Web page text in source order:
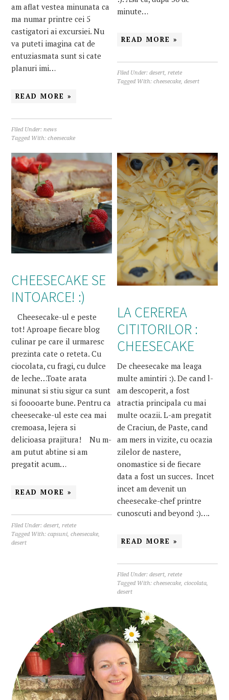
am aflat vestea minunata ca
ma numar printre cei 5
castigatori ai excursiei. Nu
va puteti imagina cat de
entuziasmata sunt si cate
planuri imi…
READ MORE »
Filed Under:news
Tagged With:cheesecake
minute…
READ MORE »
Filed Under:desert,retete
Tagged With:cheesecake,desert
CHEESECAKE SE
INTOARCE! :)
Cheesecake-ul e peste
tot! Aproape fiecare blog
culinar pe care il urmaresc
prezinta cate o reteta. Cu
ciocolata, cu fragi, cu dulce
de leche…Toate arata
minunat si stiu sigur ca sunt
si fooooarte bune. Pentru ca
cheesecake-ul este cea mai
cremoasa, lejera si
delicioasa prajitura! Nu m-
am putut abtine si am
pregatit acum…
READ MORE »
Filed Under:desert,retete
Tagged With:capsuni,cheesecake,
desert
LA CEREREA
CITITORILOR :
CHEESECAKE
De cheesecake ma leaga
multe amintiri :). De cand l-
am descoperit, a fost
atractia principala cu mai
multe ocazii. L-am pregatit
de Craciun, de Paste, cand
am mers in vizite, cu ocazia
zilelor de nastere,
onomastice si de fiecare
data a fost un succes. Incet
incet am devenit un
cheesecake-chef printre
cunoscuti and beyond :)….
READ MORE »
Filed Under:desert,retete
Tagged With:cheesecake,ciocolata,
desert